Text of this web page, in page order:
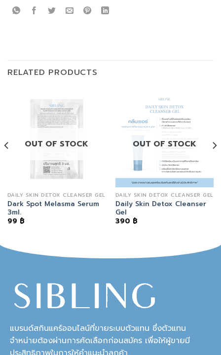
RELATED PRODUCTS
OUT OF STOCK
DAILY SKIN DETOX CLEANSER GEL
Dark Spot Melasma Serum
3ml.
99 ฿
OUT OF STOCK
DAILY SKIN DETOX CLEANSER GEL
Daily Skin Detox Cleanser
Gel
390 ฿
แบรนด์สกินแคร์ออนไลน์ที่ขายระบบตัวแทน ซึ่งตัวแทน
จำหน่ายต้องผ่านการคัดเลือกก่อนสมัคร เพื่อให้ผู้ขายมี